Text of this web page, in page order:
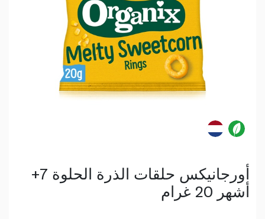
أورجانيكس حلقات الذرة الحلوة 7+
أشهر 20 غرام